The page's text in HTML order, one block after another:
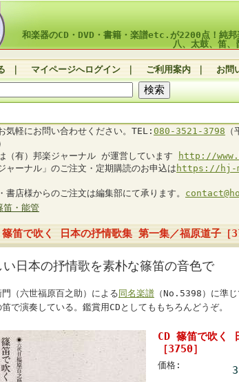
和楽器のCD・DVD・書籍・楽譜etc.が2200点！純邦
八、太鼓、笛、
｜ マイページへログイン｜ ご利用案内｜ お問
気軽にお問い合わせください。TEL: 080-3521-3798
（有）邦楽ジャーナル が運営しています
http://
ャーナル」のご注文・定期購読のお申込は https://hj-
書店様からのご注文は編集部にて承ります。
笛・能管
笛で吹く 日本の抒情歌集 第一集／福原道子［
い日本の抒情歌を素朴な篠笛の音色で
（六世福原百之助）による 同名楽譜 （No.5398）に準
で演奏している。鑑賞用CDとしてももちろんどうぞ。
CD 篠笛で吹く
［3750］
価格: